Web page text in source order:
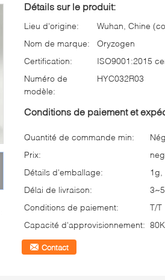
Détails sur le produit:
Lieu d'origine:
Wuhan, Chine
Nom de marque:
Oryzogen
Certification:
ISO9001:2015
Numéro de
modèle:
HYC032R03
Conditions de paiement et
Quantité de commande min:
Prix:
Détails d'emballage:
1g,
Délai de livraison:
Conditions de paiement:
T/T
Capacité d'approvisionnement:
Contact